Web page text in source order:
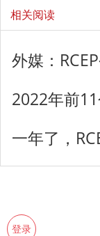
相关阅读
外媒：
2022年前
一年了，
登录